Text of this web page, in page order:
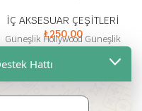
İÇ AKSESUAR ÇEŞİTLERİ
₺250,00
Güneşlik Hollywood Güneşlik
Hattı